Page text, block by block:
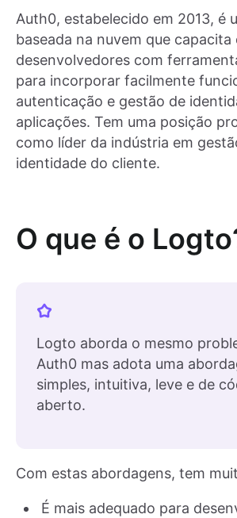
Auth0, estabelecido em 2013, é
baseada na nuvem que capacita
desenvolvedores com
para incorporar facilmente
autenticação e gestão de
aplicações. Tem uma posição
como líder da indústria em
identidade do cliente.
O que é o
Logto aborda o mesmo
Auth0 mas adota uma
simples, intuitiva, leve e de
aberto.
Com estas abordagens, tem
É mais adequado para